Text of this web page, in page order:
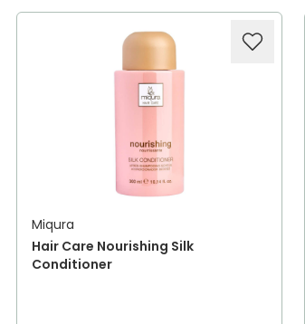
Miqura
Hair Care Nourishing Silk
Conditioner